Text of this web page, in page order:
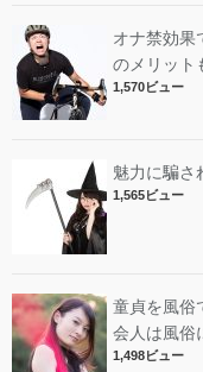
オナ禁効果
のメリット
1,570ビュー
魅力に騙さ
1,565ビュー
童貞を風俗
会人は風俗
1,498ビュー